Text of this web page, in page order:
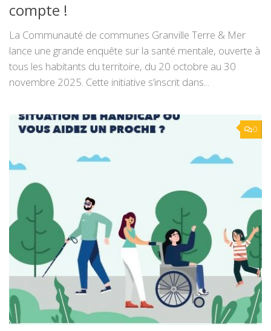
compte !
La Communauté de communes Granville Terre & Mer
lance une grande enquête sur la santé mentale, ouverte à
tous les habitants du territoire, du 20 octobre au 30
novembre 2025. Cette initiative s’inscrit dans...
0